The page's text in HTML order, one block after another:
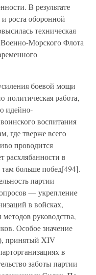
В результате
роста оборонной
техническая
Морского Флота
боевой мощи
работа,
идейно-
воспитания
где тверже всего
проводится
расхлябанности в
больше побед[494].
партии
— укрепление
в войсках,
руководства,
Особое значение
принятый XIV
в
заботы партии